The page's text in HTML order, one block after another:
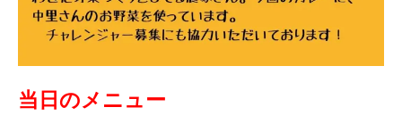
当日のメニュー